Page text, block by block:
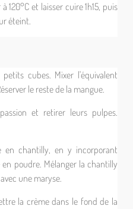
120°C et laisser cuire 1h15, puis
éteint.
cubes. Mixer l'équivalent
le reste de la mangue.
et retirer leurs pulpes.
en chantilly, en y incorporant
poudre. Mélanger la chantilly
une maryse.
la crème dans le fond de la